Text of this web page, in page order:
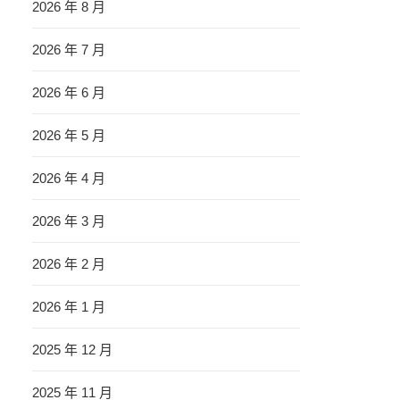
2026 年 8 月
2026 年 7 月
2026 年 6 月
2026 年 5 月
2026 年 4 月
2026 年 3 月
2026 年 2 月
2026 年 1 月
2025 年 12 月
2025 年 11 月